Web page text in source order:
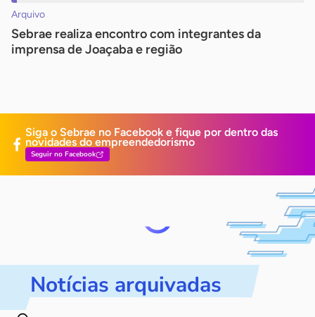
Arquivo
Sebrae realiza encontro com integrantes da
imprensa de Joaçaba e região
Siga o Sebrae no Facebook e fique por dentro das
novidades do empreendedorismo
Seguir no Facebook
Notícias arquivadas